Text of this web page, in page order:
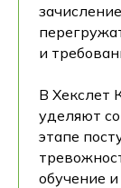
и
В Хекслет
уделяют
этапе
обучение